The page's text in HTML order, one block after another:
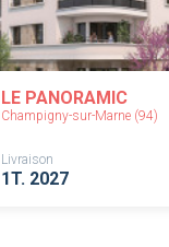
LE PANORAMIC
Champigny-sur-Marne (94)
Livraison
1T. 2027